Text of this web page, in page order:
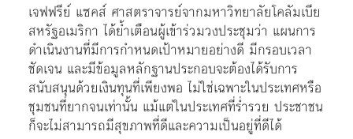
เจฟฟรีย์ แซคส์ ศาสตราจารย์จากมหาวิทยาลัยโคลัมเบีย
สหรัฐอเมริกา ได้ย้ำเตือนผู้เข้าร่วมวงประชุมว่า แผนการ
ดำเนินงานที่มีการกำหนดเป้าหมายอย่างดี มีกรอบเวลา
ชัดเจน และมีข้อมูลหลักฐานประกอบจะต้องได้รับการ
สนับสนุนด้วยเงินทุนที่เพียงพอ ไม่ใช่เฉพาะในประเทศหรือ
ชุมชนที่ยากจนเท่านั้น แม้แต่ในประเทศที่ร่ำรวย ประชาชน
ก็จะไม่สามารถมีสุขภาพที่ดีและความเป็นอยู่ที่ดีได้